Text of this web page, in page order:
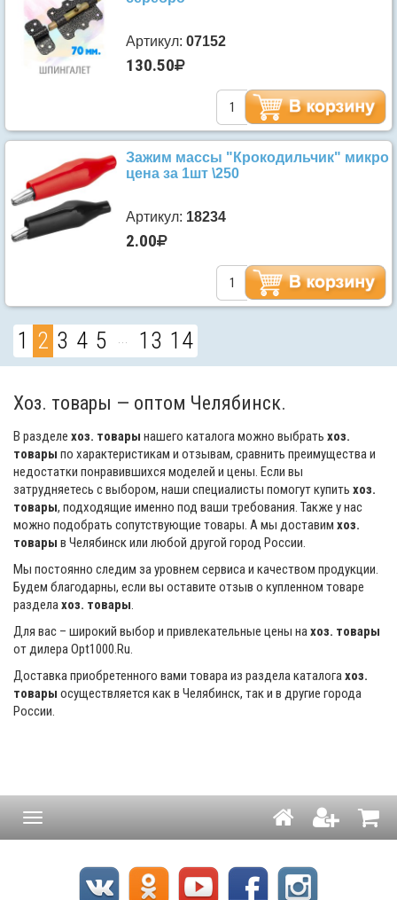
Артикул: 07152
130.50
Зажим массы "Крокодильчик" микро
цена за 1шт \250
Артикул: 18234
2.00
1 2 3 4 5 13 14
Хоз. товары — оптом Челябинск.
В разделе хоз. товары нашего каталога можно выбрать хоз.
товары по характеристикам и отзывам, сравнить преимущества и
недостатки понравившихся моделей и цены. Если вы
затрудняетесь с выбором, наши специалисты помогут купить хоз.
товары, подходящие именно под ваши требования. Также у нас
можно подобрать сопутствующие товары. А мы доставим хоз.
товары в Челябинск или любой другой город России.
Мы постоянно следим за уровнем сервиса и качеством продукции.
Будем благодарны, если вы оставите отзыв о купленном товаре
разделахоз. товары.
Для вас – широкий выбор и привлекательные цены нахоз. товары
от дилера Opt1000.Ru.
Доставка приобретенного вами товара из раздела каталогахоз.
товары осуществляется как в Челябинск, так и в другие города
России.
Навигация